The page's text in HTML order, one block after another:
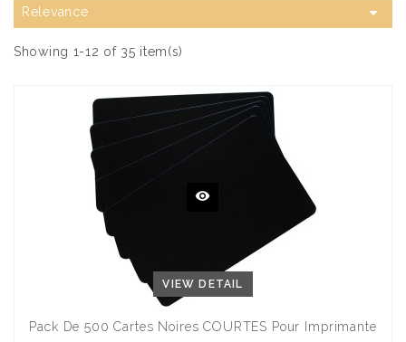
Relevance 
Showing 1-12 of 35 item(s)
VIEW DETAIL
Pack De 500 Cartes Noires COURTES Pour Imprimante